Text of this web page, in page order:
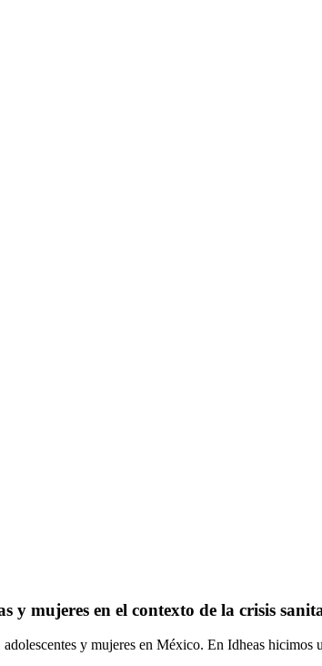
y mujeres en el contexto de la crisis
y mujeres en México. En Idheas hicimos